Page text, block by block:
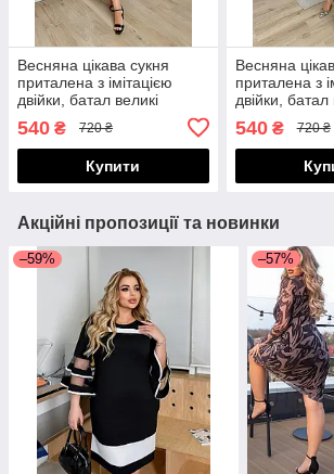
Весняна цікава сукня
приталена з імітацією
двійки, батал великі
540 ₴ 720 ₴
Купити
Весняна
приталена з
двійки, батал
540₴ 720 ₴
Акційні пропозиції та новинки
–59% –57%